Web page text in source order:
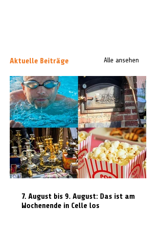
Aktuelle Beiträge Alle ansehen
7. August bis 9. August: Das ist am
Wochenende in Celle los